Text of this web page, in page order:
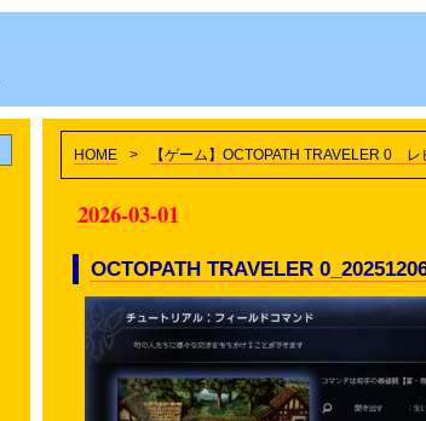
HOME > 【ゲーム】OCTOPATH TRAVELER 0 レ
2026-03-01
OCTOPATH TRAVELER